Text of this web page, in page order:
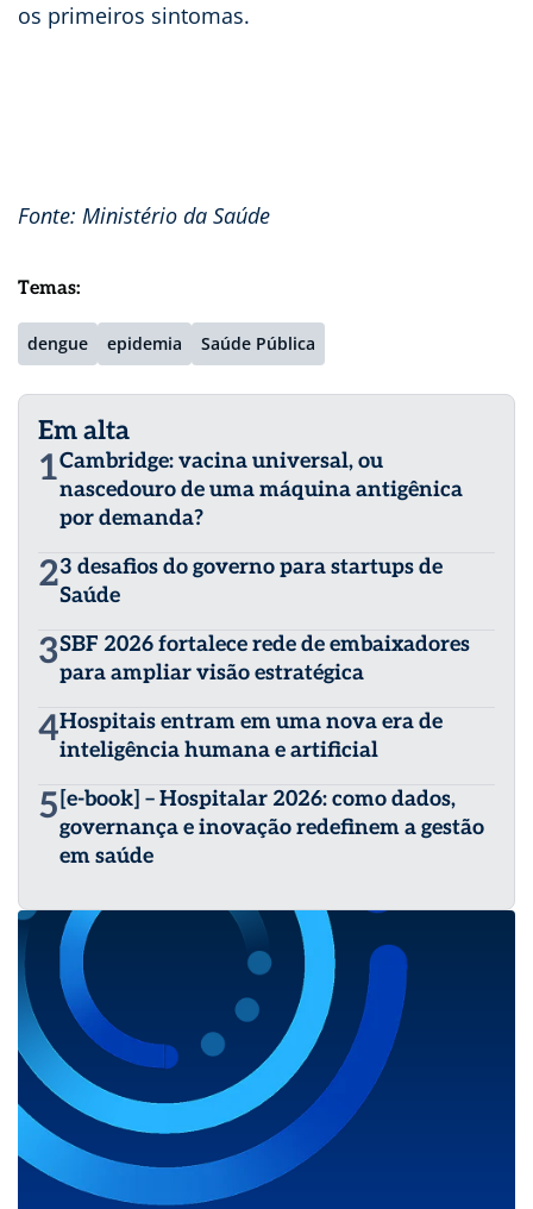
os primeiros sintomas.
Fonte: Ministério da Saúde
Temas:
dengue epidemia Saúde Pública
Em alta
1Cambridge: vacina universal, ou
nascedouro de uma máquina antigênica
por demanda?
23 desafios do governo para startups de
Saúde
3SBF 2026 fortalece rede de embaixadores
para ampliar visão estratégica
4Hospitais entram em uma nova era de
inteligência humana e artificial
5 [e-book] – Hospitalar 2026: como dados,
governança e inovação redefinem a gestão
em saúde